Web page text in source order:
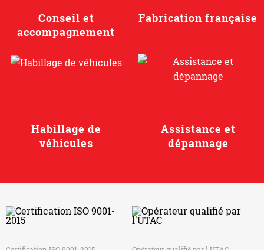
Conseil et
accompagnement
Fabrication française
Habillage de
véhicules
Assistance et
dépannage